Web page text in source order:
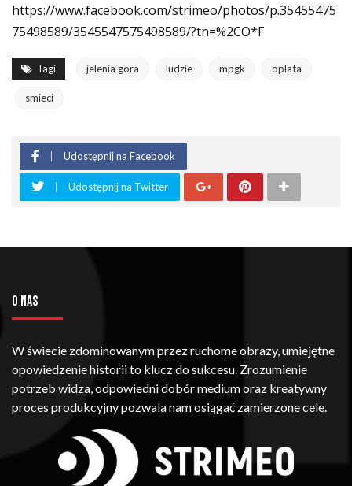
https://www.facebook.com/strimeo/photos/p.35455475
75498589/3545547575498589/?tn=%2CO*F
Tagi jelenia gora ludzie mpgk oplata
smieci
Udostępnij na Facebook
Udostępnij na Twitter
O NAS
W świecie zdominowanym przez ruchome obrazy, umiejętne
opowiedzenie historii to klucz do sukcesu. Zrozumienie
potrzeb widza, odpowiedni dobór medium oraz kreatywny
proces produkcyjny pozwala nam osiągać zamierzone cele.